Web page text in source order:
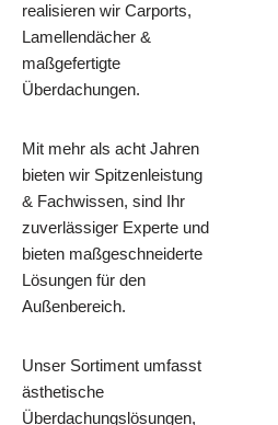
realisieren wir Carports,
Lamellendächer &
maßgefertigte
Überdachungen.
Mit mehr als acht Jahren
bieten wir Spitzenleistung
& Fachwissen, sind Ihr
zuverlässiger Experte und
bieten maßgeschneiderte
Lösungen für den
Außenbereich.
Unser Sortiment umfasst
ästhetische
Überdachungslösungen,